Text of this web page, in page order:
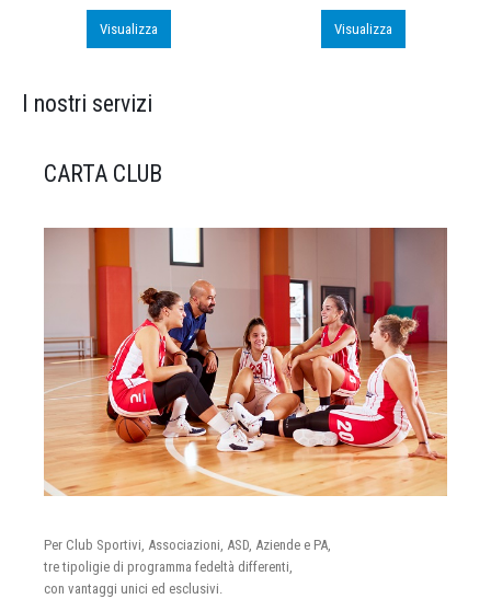
Visualizza Visualizza
I nostri servizi
CARTA CLUB
Per Club Sportivi, Associazioni, ASD, Aziende e PA,
tre tipoligie di programma fedeltà differenti,
con vantaggi unici ed esclusivi.